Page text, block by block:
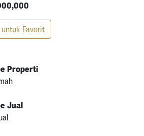
untuk Favorit
Properti
Jual